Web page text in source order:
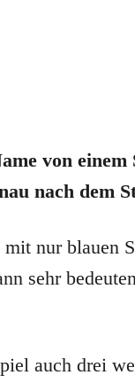
von einem
nach dem
nur blauen
sehr
auch drei